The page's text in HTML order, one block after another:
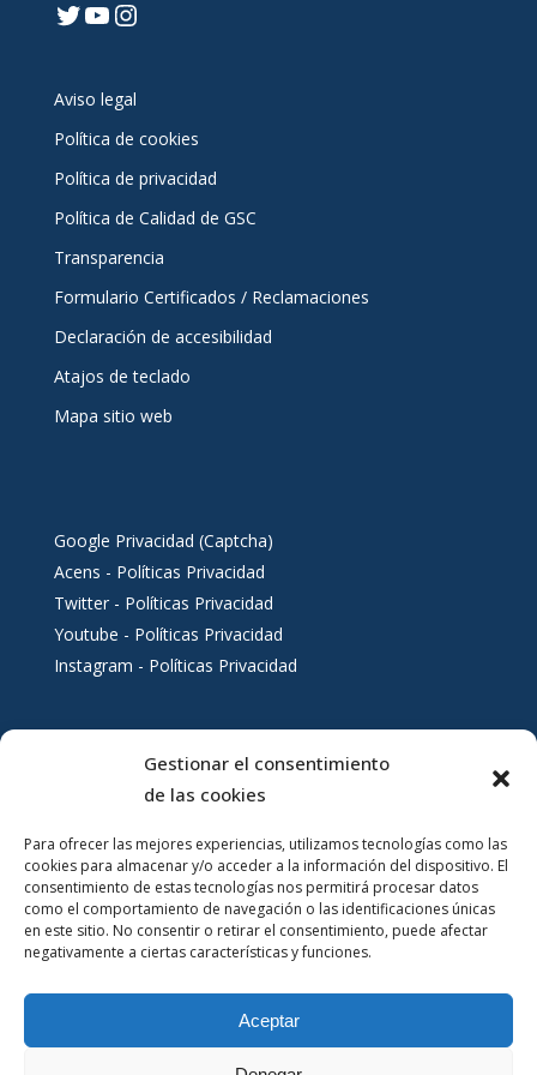
Gestionar el consentimiento
de las cookies
Para ofrecer las mejores experiencias, utilizamos tecnologías como las
cookies para almacenar y/o acceder a la información del dispositivo. El
consentimiento de estas tecnologías nos permitirá procesar datos
como el comportamiento de navegación o las identificaciones únicas
en este sitio. No consentir o retirar el consentimiento, puede afectar
negativamente a ciertas características y funciones.
Aceptar
Twitter
YouTube
Instagram
Aviso legal
Política de cookies
Política de privacidad
Política de Calidad de GSC
Transparencia
Formulario Certificados / Reclamaciones
Declaración de accesibilidad
Atajos de teclado
Mapa sitio web
Google Privacidad (Captcha)
Acens - Políticas Privacidad
Twitter - Políticas Privacidad
Youtube - Políticas Privacidad
Instagram - Políticas Privacidad
Servicios al ciudadano